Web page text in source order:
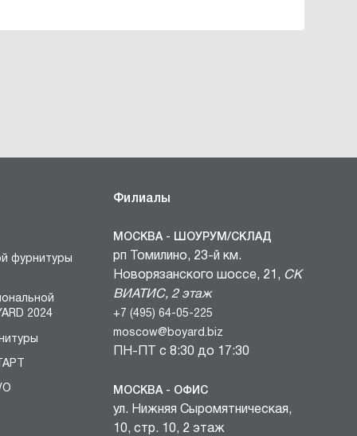
фурнитуры
2024
Филиалы
МОСКВА - ШОУРУМ/СКЛАД
рп Томилино, 23-й км.
Новорязанского шоссе, 21, СК
ВИАТИС, 2 этаж
+7 (495) 64-05-225
moscow@boyard.biz
ПН-ПТ с 8:30 до 17:30
МОСКВА - ОФИС
ул. Нижняя Сыромятническая,
10, стр. 10, 2 этаж